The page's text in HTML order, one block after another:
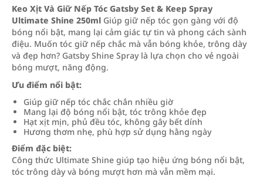
Keo Xịt Và Giữ Nếp Tóc Gatsby Set & Keep Spray
Ultimate Shine 250ml Giúp giữ nếp tóc gọn gàng với độ
bóng nổi bật, mang lại cảm giác tự tin và phong cách sành
điệu. Muốn tóc giữ nếp chắc mà vẫn bóng khỏe, trông dày
và đẹp hơn? Gatsby Shine Spray là lựa chọn cho vẻ ngoài
bóng mượt, năng động.
Ưu điểm nổi bật:
Giúp giữ nếp tóc chắc chắn nhiều giờ
Mang lại độ bóng nổi bật, tóc trông khỏe đẹp
Hạt xịt mịn, phủ đều tóc, không gây bết dính
Hương thơm nhẹ, phù hợp sử dụng hằng ngày
Điểm đặc biệt:
Công thức Ultimate Shine giúp tạo hiệu ứng bóng nổi bật,
tóc trông dày và bóng mượt hơn mà vẫn mềm mại.